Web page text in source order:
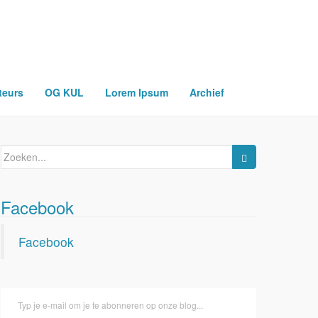
OG KUL Lorem Ipsum Archief
Zoeken
Facebook
Facebook